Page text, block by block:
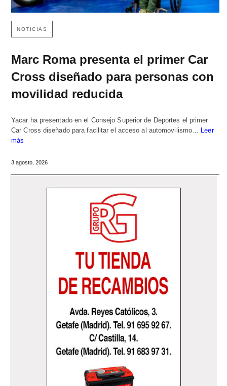
NOTICIAS
Marc Roma presenta el primer Car
Cross diseñado para personas con
movilidad reducida
Yacar ha presentado en el Consejo Superior de Deportes el primer
Car Cross diseñado para facilitar el acceso al automovilismo…
Leer
más
3 agosto, 2026